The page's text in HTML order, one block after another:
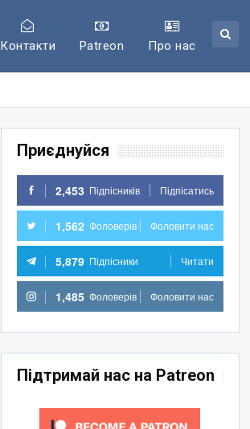
Контакти Patreon Про нас
Приєднуйся
2,453 Підпісників Підпісатись
1,562 Фоловерів Фоловити нас
5,879 Підпісники Читати
1,485 Фоловерів Фоловити нас
Підтримай нас на Patreon